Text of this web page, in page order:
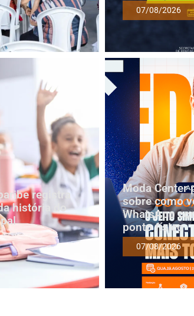
07/08/2026
registra
história do
Moda Center
sobre como
WhatsApp
ponto físico
07/08/2026